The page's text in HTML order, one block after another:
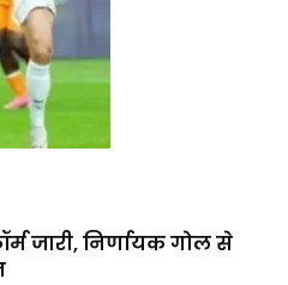
जारी, निर्णायक गोल से